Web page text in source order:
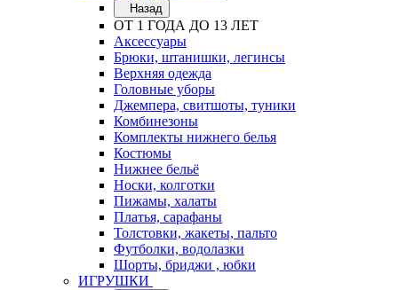
Назад
ОТ 1 ГОДА ДО 13 ЛЕТ
Аксессуары
Брюки, штанишки, легинсы
Верхняя одежда
Головные уборы
Джемпера, свитшоты, туники
Комбинезоны
Комплекты нижнего белья
Костюмы
Нижнее бельё
Носки, колготки
Пижамы, халаты
Платья, сарафаны
Толстовки, жакеты, пальто
Футболки, водолазки
Шорты, бриджи , юбки
ИГРУШКИ